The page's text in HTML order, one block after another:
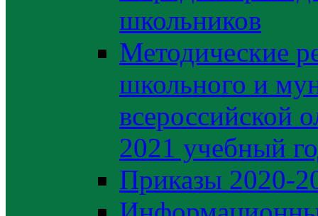
школьников
Методические
школьного и
всероссийской
2021 учебный
Приказы 2020-